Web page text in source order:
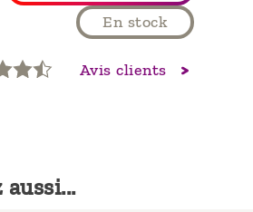
En stock
Avis clients